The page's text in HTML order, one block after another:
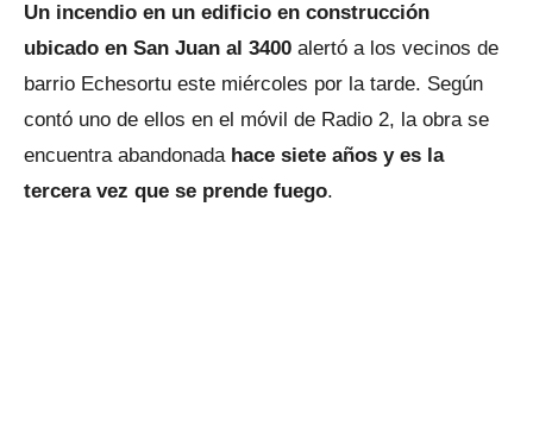
Un incendio en un edificio en construcción
ubicado en San Juan al 3400 alertó a los vecinos de
barrio Echesortu este miércoles por la tarde. Según
contó uno de ellos en el móvil de Radio 2, la obra se
encuentra abandonada hace siete años y es la
tercera vez que se prende fuego.